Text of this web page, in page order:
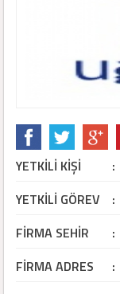
YETKİLİ KİŞİ :
YETKİLİ GÖREV :
FİRMA SEHİR :
FİRMA ADRES :